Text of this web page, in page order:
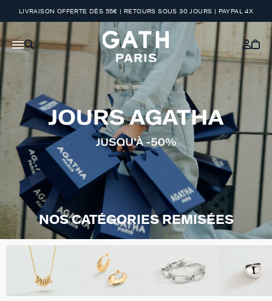
LIVRAISON OFFERTE DÈS 55€ | RETOURS SOUS 30 JOURS | PAYPAL 4X
NOS CATÉGORIES REMISÉES